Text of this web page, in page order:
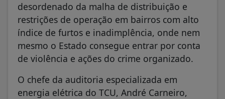
desordenado da malha de distribuição e
restrições de operação em bairros com alto
índice de furtos e inadimplência, onde nem
mesmo o Estado consegue entrar por conta
de violência e ações do crime organizado.
O chefe da auditoria especializada em
energia elétrica do TCU, André Carneiro,